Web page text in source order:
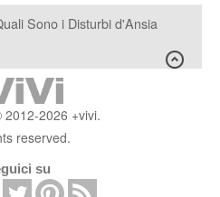
Sono i Disturbi d'Ansia
2026 +vivi.
reserved.
su